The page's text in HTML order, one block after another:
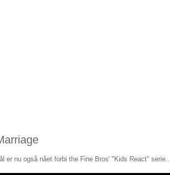
er nu også nået forbi the Fine Bros' "Kids React" serie...